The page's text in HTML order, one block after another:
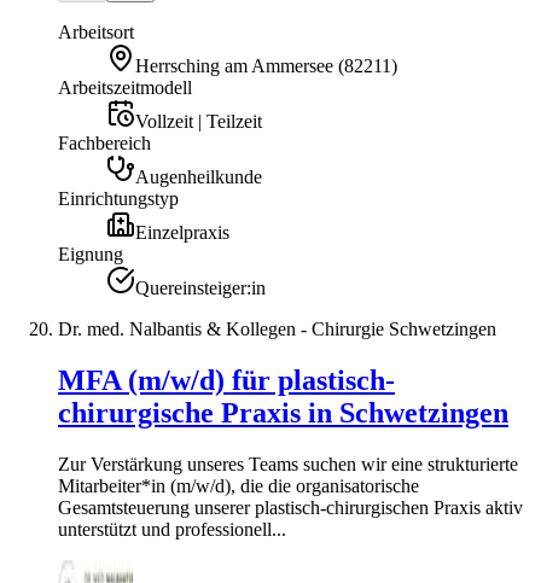
Arbeitsort
Herrsching am Ammersee (82211)
Arbeitszeitmodell
Vollzeit | Teilzeit
Fachbereich
Augenheilkunde
Einrichtungstyp
Einzelpraxis
Eignung
Quereinsteiger:in
Dr. med. Nalbantis & Kollegen - Chirurgie Schwetzingen
MFA (m/w/d) für plastisch-
chirurgische Praxis in Schwetzingen
Zur Verstärkung unseres Teams suchen wir eine strukturierte
Mitarbeiter*in (m/w/d), die die organisatorische
Gesamtsteuerung unserer plastisch-chirurgischen Praxis aktiv
unterstützt und professionell...